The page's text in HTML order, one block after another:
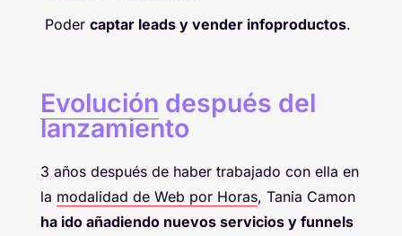
Poder captar leads y vender infoproductos.
Evolución después del
lanzamiento
3 años después de haber trabajado con ella en
la modalidad de Web por Horas, Tania Camon
ha ido añadiendo nuevos servicios y funnels